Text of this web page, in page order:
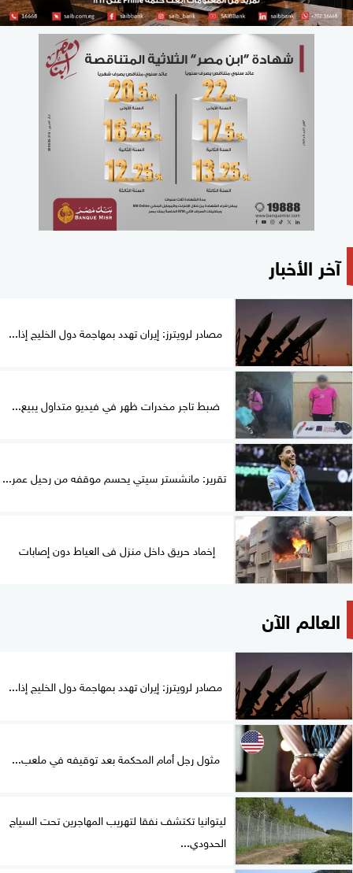
آخر الأخبار
مصادر لرويترز: إيران تهدد بمهاجمة دول الخليج إذا...
ضبط تاجر مخدرات ظهر في فيديو متداول يبيع...
تقرير: مانشستر سيتي يحسم موقفه من رحيل عمر...
إخماد حريق داخل منزل فى العياط دون إصابات
العالم الآن
مصادر لرويترز: إيران تهدد بمهاجمة دول الخليج إذا...
مثول رجل أمام المحكمة بعد توقيفه في ملعب...
ليتوانيا تكتشف نفقا لتهريب المهاجرين تحت السياج
الحدودي...